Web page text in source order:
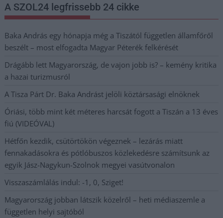
A SZOL24 legfrissebb 24 cikke
Baka András egy hónapja még a Tiszától független államfőről
beszélt – most elfogadta Magyar Péterék felkérését
Drágább lett Magyarország, de vajon jobb is? – kemény kritika
a hazai turizmusról
A Tisza Párt Dr. Baka Andrást jelöli köztársasági elnöknek
Óriási, több mint két méteres harcsát fogott a Tiszán a 13 éves
fiú (VIDEÓVAL)
Hétfőn kezdik, csütörtökön végeznek – lezárás miatt
fennakadásokra és pótlóbuszos közlekedésre számítsunk az
egyik Jász-Nagykun-Szolnok megyei vasútvonalon
Visszaszámlálás indul: -1, 0, Sziget!
Magyarország jobban látszik közelről – heti médiaszemle a
független helyi sajtóból